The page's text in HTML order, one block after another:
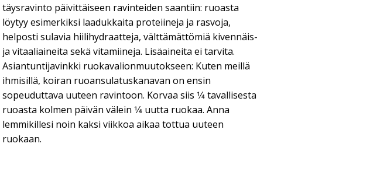
täysravinto päivittäiseen ravinteiden saantiin: ruoasta
löytyy esimerkiksi laadukkaita proteiineja ja rasvoja,
helposti sulavia hiilihydraatteja, välttämättömiä kivennäis-
ja vitaaliaineita sekä vitamiineja. Lisäaineita ei tarvita.
Asiantuntijavinkki ruokavalionmuutokseen: Kuten meillä
ihmisillä, koiran ruoansulatuskanavan on ensin
sopeuduttava uuteen ravintoon. Korvaa siis 1⁄4 tavallisesta
ruoasta kolmen päivän välein 1⁄4 uutta ruokaa. Anna
lemmikillesi noin kaksi viikkoa aikaa tottua uuteen
ruokaan.